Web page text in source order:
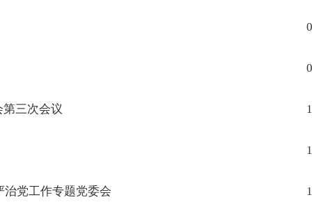
三次会议
党工作专题党委会